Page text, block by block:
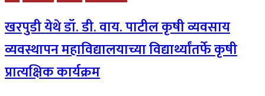
खरपुडी येथे डॉ. डी. वाय. पाटील कृषी व्यवसाय
व्यवस्थापन महाविद्यालयाच्या विद्यार्थ्यांतर्फे कृषी
प्रात्यक्षिक कार्यक्रम